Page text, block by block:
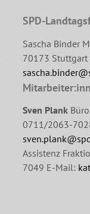
SPD-
Sascha Binder
70173
Sven Plank
0711/2063-
Assistenz
7049 E-Mail: